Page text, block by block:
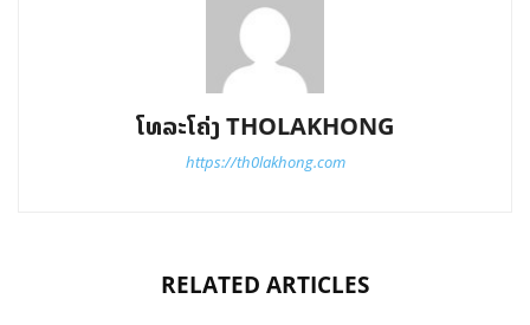
ໂທລະໂຄ່ງ THOLAKHONG
https://th0lakhong.com
RELATED ARTICLES